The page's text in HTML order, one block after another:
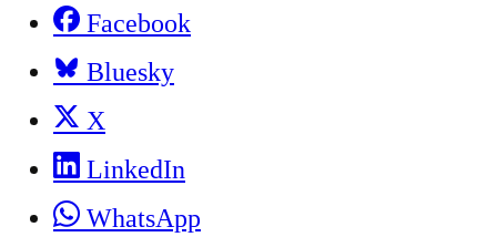
Facebook
Bluesky
X
LinkedIn
WhatsApp